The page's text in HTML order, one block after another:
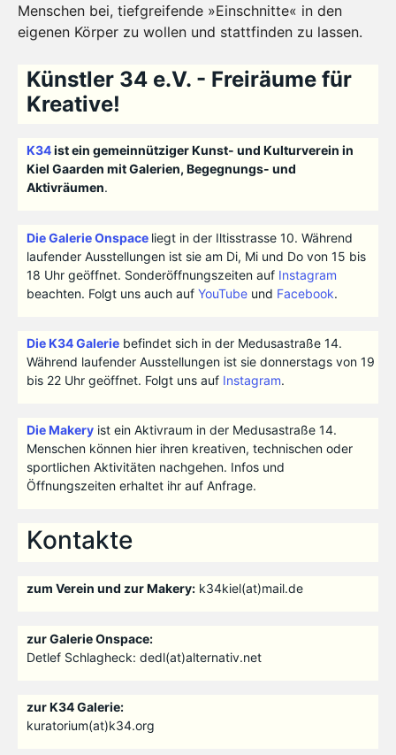
Menschen bei, tiefgreifende »Einschnitte« in den
eigenen Körper zu wollen und stattfinden zu lassen.
Künstler 34 e.V. - Freiräume für
Kreative!
K34ist ein gemeinnütziger Kunst- und Kulturverein in
Kiel Gaarden mit Galerien, Begegnungs- und
Aktivräumen.
Die Galerie Onspace liegt in der Iltisstrasse 10. Während
laufender Ausstellungen ist sie am Di, Mi und Do von 15 bis
18 Uhr geöffnet. Sonderöffnungszeiten auf Instagram
beachten. Folgt uns auch auf YouTubeund Facebook.
Die K34 Galeriebefindet sich in der Medusastraße 14.
Während laufender Ausstellungen ist sie donnerstags von 19
bis 22 Uhr geöffnet. Folgt uns auf Instagram.
Die Makeryist ein Aktivraum in der Medusastraße 14.
Menschen können hier ihren kreativen, technischen oder
sportlichen Aktivitäten nachgehen. Infos und
Öffnungszeiten erhaltet ihr auf Anfrage.
Kontakte
zum Verein und zur Makery:k34kiel(at)mail.de
zur Galerie Onspace:
Detlef Schlagheck: dedl(at)alternativ.net
zur K34 Galerie:
kuratorium(at)k34.org